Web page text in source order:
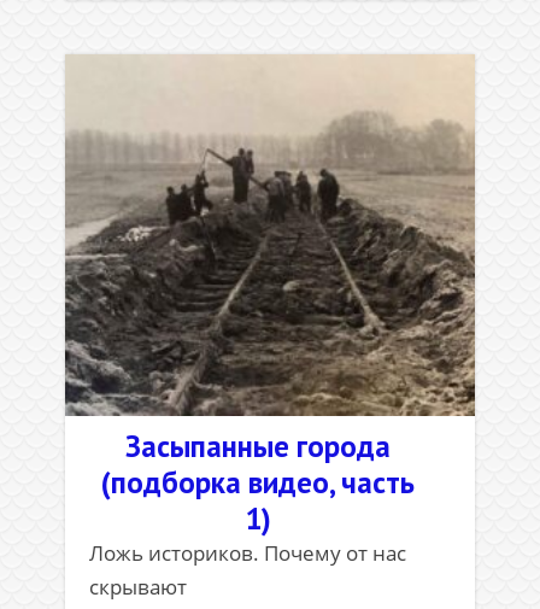
Засыпанные города
(подборка видео, часть
1)
Ложь историков. Почему от нас
скрывают